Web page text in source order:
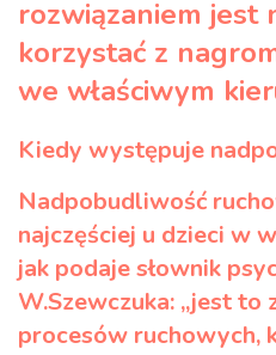
rozwiązaniem jest
korzystać z
we właściwym
Kiedy występuje
Nadpobudliwość
najczęściej u dzieci w
jak podaje słownik
W.Szewczuka: „jest to
procesów ruchowych,